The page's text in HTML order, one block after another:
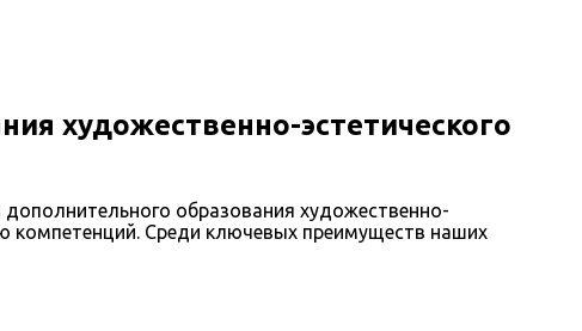
художественно-эстетического
образования художественно-
компетенций. Среди ключевых преимуществ наших